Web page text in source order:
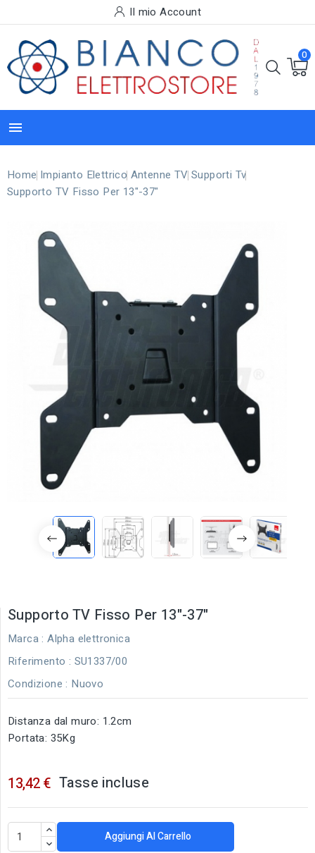
Il mio Account
0

Home Impianto Elettrico Antenne TV Supporti Tv
Supporto TV Fisso Per 13"-37"
Supporto TV Fisso Per 13"-37"
Marca : Alpha elettronica
Riferimento : SU1337/00
Condizione : Nuovo
Distanza dal muro: 1.2cm
Portata: 35Kg
13,42 € Tasse incluse
Aggiungi Al Carrello